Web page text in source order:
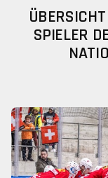
SPIELER